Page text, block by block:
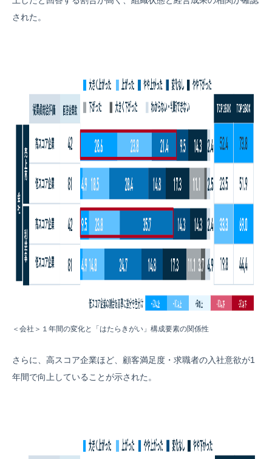
された。
＜会社＞１年間の変化と「はたらきがい」構成要素の関係性
さらに、高スコア企業ほど、顧客満足度・求職者の入社意欲が1
年間で向上していることが示された。